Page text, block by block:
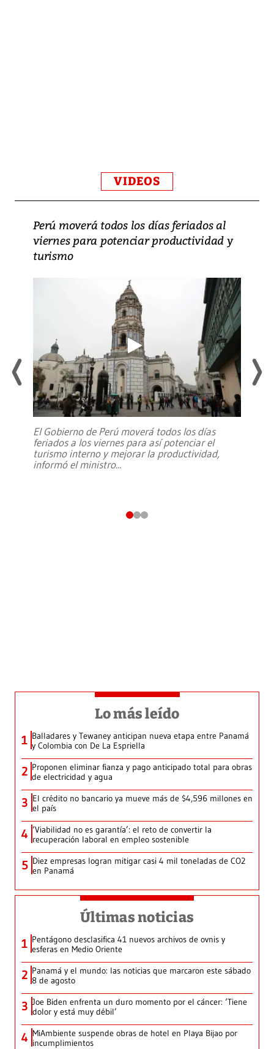
VIDEOS
Perú moverá todos los días feriados al
viernes para potenciar productividad y
turismo
El Gobierno de Perú moverá todos los días
feriados a los viernes para así potenciar el
turismo interno y mejorar la productividad,
informó el ministro...
Lo más leído
1 Balladares y Tewaney anticipan nueva etapa entre Panamá
y Colombia con De La Espriella
2 Proponen eliminar fianza y pago anticipado total para obras
de electricidad y agua
3 El crédito no bancario ya mueve más de $4,596 millones en
el país
4 ‘Viabilidad no es garantía’: el reto de convertir la
recuperación laboral en empleo sostenible
5 Diez empresas logran mitigar casi 4 mil toneladas de CO2
en Panamá
Últimas noticias
1 Pentágono desclasifica 41 nuevos archivos de ovnis y
esferas en Medio Oriente
2 Panamá y el mundo: las noticias que marcaron este sábado
8 de agosto
3 Joe Biden enfrenta un duro momento por el cáncer: ‘Tiene
dolor y está muy débil’
4 MiAmbiente suspende obras de hotel en Playa Bijao por
incumplimientos